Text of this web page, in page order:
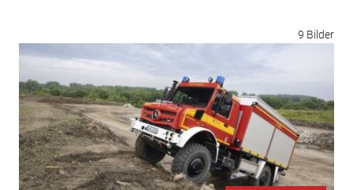
9 Bilder